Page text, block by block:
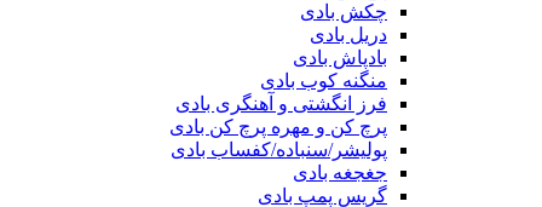
چکش بادی
دریل بادی
بادپاش بادی
منگنه کوب بادی
فرز انگشتی و آهنگری بادی
پرچ کن و مهره پرچ کن بادی
پولیشر/سنباده/کفساب بادی
جغجغه بادی
گریس پمپ بادی